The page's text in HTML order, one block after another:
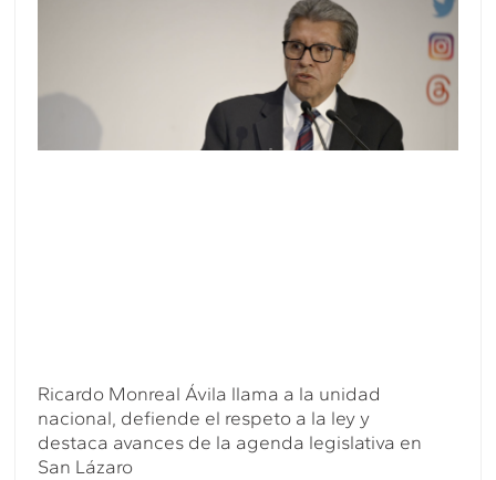
Ricardo Monreal Ávila llama a la unidad
nacional, defiende el respeto a la ley y
destaca avances de la agenda legislativa en
San Lázaro